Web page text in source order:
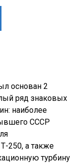
основан 2
ряд знаковых
наиболее
СССР
250, а также
турбину